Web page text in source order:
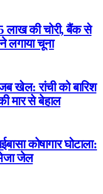
लाख की चोरी, बैंक से
लगाया चूना
खेल: रांची को बारिश
मार से बेहाल
कोषागार घोटाला:
जेल